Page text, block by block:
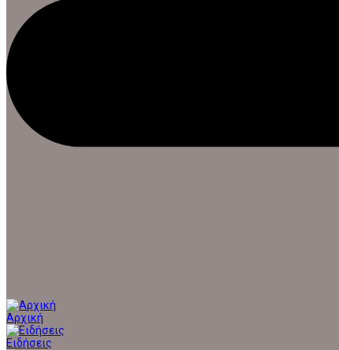
Αρχική
Ειδήσεις